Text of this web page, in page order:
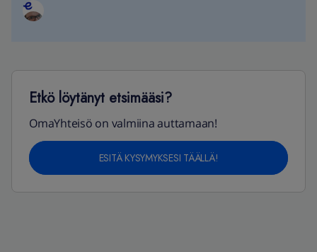
Etkö löytänyt etsimääsi?
OmaYhteisö on valmiina auttamaan!
ESITÄ KYSYMYKSESI TÄÄLLÄ!